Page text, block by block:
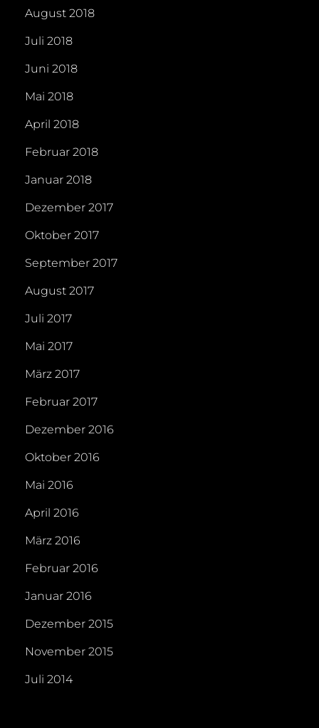
August 2018
Juli 2018
Juni 2018
Mai 2018
April 2018
Februar 2018
Januar 2018
Dezember 2017
Oktober 2017
September 2017
August 2017
Juli 2017
Mai 2017
März 2017
Februar 2017
Dezember 2016
Oktober 2016
Mai 2016
April 2016
März 2016
Februar 2016
Januar 2016
Dezember 2015
November 2015
Juli 2014